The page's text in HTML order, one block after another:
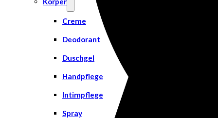
Creme
Deodorant
Duschgel
Handpflege
Intimpflege
Spray